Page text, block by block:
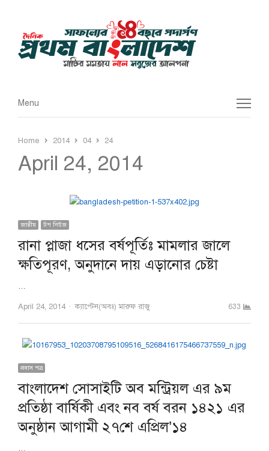
Menu
Menu
Home 2014 04 24
April 24, 2014
জাতীয় টপ নিউজ
রানা প্লাজা ধসের বর্ষপূর্তিঃ মামলার জালে
ক্ষতিপূরণ, অনুদানে দায় এড়ানোর চেষ্টা
…
April 24, 2014 Author
ক্যাপ্টেন(অবঃ) মারুফ রাজু 633
প্রবাস পত্র
বাংলাদেশ সোসাইটি অব মন্ট্রিয়ল এর ৯ম
প্রতিষ্ঠা বার্ষিকী এবং নব বর্ষ বরন ১৪২১ এর
অনুষ্ঠান আগামী ২৭শে এপ্রিল’১৪
…